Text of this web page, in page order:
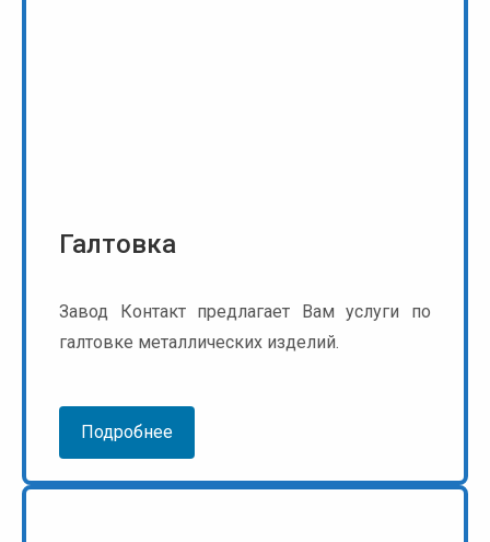
Галтовка
Завод Контакт предлагает Вам услуги по
галтовке металлических изделий.
Подробнее